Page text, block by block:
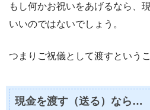
もし何かお祝いをあげるなら、
いいのではないでしょう。
つまりご祝儀として渡すというこ
現金を渡す（送る）なら…